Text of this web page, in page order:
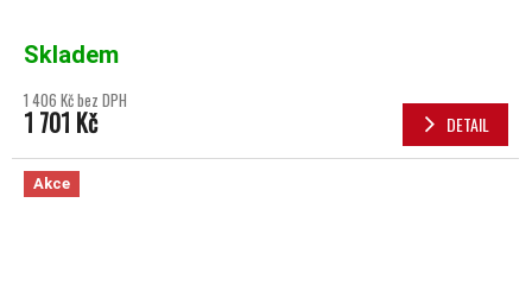
Skladem
1 406 Kč bez DPH
1 701 Kč DETAIL
Akce